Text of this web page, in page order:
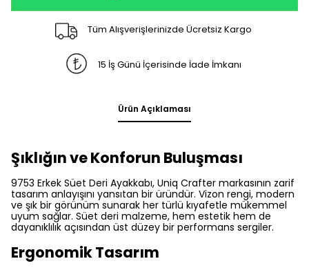
Tüm Alışverişlerinizde Ücretsiz Kargo
15 İş Günü İçerisinde İade İmkanı
Ürün Açıklaması
Şıklığın ve Konforun Buluşması
9753 Erkek Süet Deri Ayakkabı, Uniq Crafter markasının zarif
tasarım anlayışını yansıtan bir üründür. Vizon rengi, modern
ve şık bir görünüm sunarak her türlü kıyafetle mükemmel
uyum sağlar. Süet deri malzeme, hem estetik hem de
dayanıklılık açısından üst düzey bir performans sergiler.
Ergonomik Tasarım